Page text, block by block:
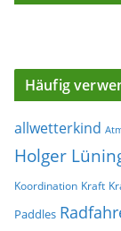
Häufig
allwetterkind
Holger
Koordination Kraft
Paddles